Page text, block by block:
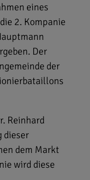
eines
2. Kompanie
Der
der
Reinhard
dieser
dem Markt
wird diese